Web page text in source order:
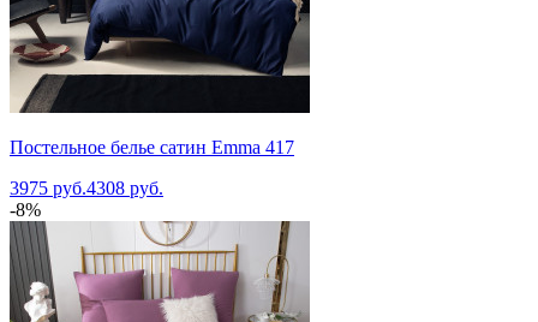
Постельное белье сатин Emma 417
3975 руб.4308 руб.
-8%